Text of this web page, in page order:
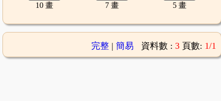
10 畫 7 畫 5 畫
完整| 簡易 資料數 : 3 頁數: 1/1